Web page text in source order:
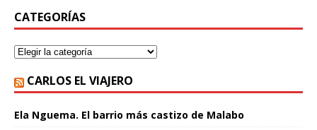
CATEGORÍAS
CARLOS EL VIAJERO
Ela Nguema. El barrio más castizo de Malabo